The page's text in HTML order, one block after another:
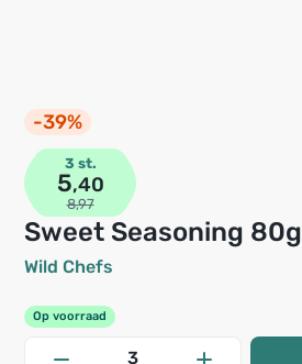
-39%
Sweet Seasoning 80g
Wild Chefs
3 st.
5,40
8,97
Op voorraad